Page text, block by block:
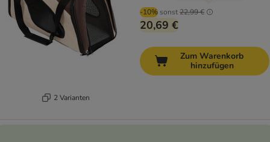
2 Varianten
-10% sonst22,99 €
20,69 €
Zum Warenkorb
hinzufügen